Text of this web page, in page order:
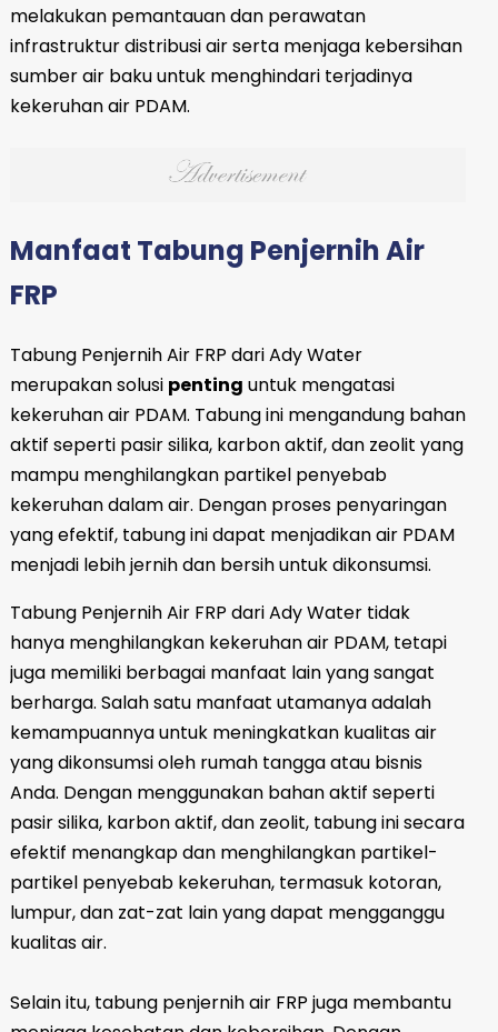
melakukan pemantauan dan perawatan
infrastruktur distribusi air serta menjaga kebersihan
sumber air baku untuk menghindari terjadinya
kekeruhan air PDAM.
Manfaat Tabung Penjernih Air
FRP
Tabung Penjernih Air FRP dari Ady Water
merupakan solusi penting untuk mengatasi
kekeruhan air PDAM. Tabung ini mengandung bahan
aktif seperti pasir silika, karbon aktif, dan zeolit yang
mampu menghilangkan partikel penyebab
kekeruhan dalam air. Dengan proses penyaringan
yang efektif, tabung ini dapat menjadikan air PDAM
menjadi lebih jernih dan bersih untuk dikonsumsi.
Tabung Penjernih Air FRP dari Ady Water tidak
hanya menghilangkan kekeruhan air PDAM, tetapi
juga memiliki berbagai manfaat lain yang sangat
berharga. Salah satu manfaat utamanya adalah
kemampuannya untuk meningkatkan kualitas air
yang dikonsumsi oleh rumah tangga atau bisnis
Anda. Dengan menggunakan bahan aktif seperti
pasir silika, karbon aktif, dan zeolit, tabung ini secara
efektif menangkap dan menghilangkan partikel-
partikel penyebab kekeruhan, termasuk kotoran,
lumpur, dan zat-zat lain yang dapat mengganggu
kualitas air.
Selain itu, tabung penjernih air FRP juga membantu